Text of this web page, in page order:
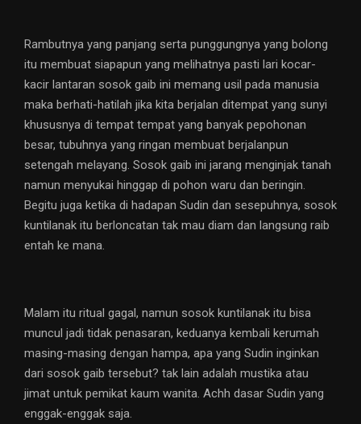
Rambutnya yang panjang serta punggungnya yang bolong
itu membuat siapapun yang melihatnya pasti lari kocar-
kacir lantaran sosok gaib ini memang usil pada manusia
maka berhati-hatilah jika kita berjalan ditempat yang sunyi
khususnya di tempat tempat yang banyak pepohonan
besar, tubuhnya yang ringan membuat berjalanpun
setengah melayang. Sosok gaib ini jarang menginjak tanah
namun menyukai hinggap di pohon waru dan beringin.
Begitu juga ketika di hadapan Sudin dan sesepuhnya, sosok
kuntilanak itu berloncatan tak mau diam dan langsung raib
entah ke mana.
Malam itu ritual gagal, namun sosok kuntilanak itu bisa
muncul jadi tidak penasaran, keduanya kembali kerumah
masing-masing dengan hampa, apa yang Sudin inginkan
dari sosok gaib tersebut? tak lain adalah mustika atau
jimat untuk pemikat kaum wanita. Achh dasar Sudin yang
enggak-enggak saja.